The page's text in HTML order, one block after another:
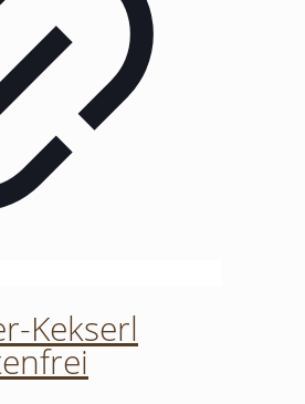
Kekserl